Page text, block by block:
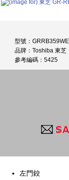
型號：
品牌：Toshiba 東芝
參考編碼：5425
左門鉸